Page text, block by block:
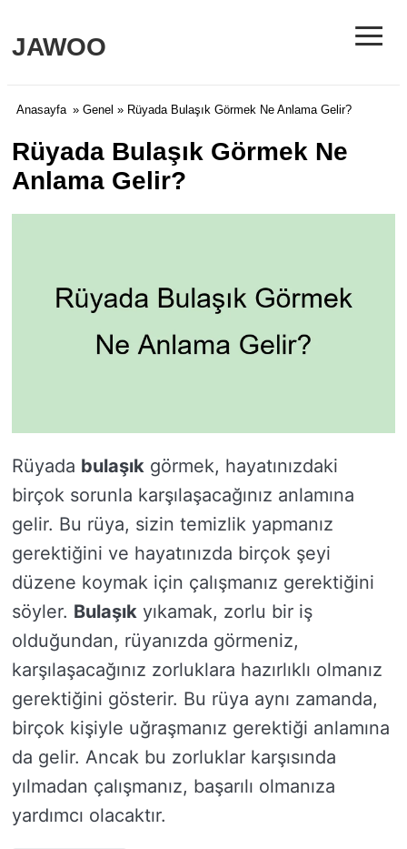
JAWOO ≡
Anasayfa » Genel » Rüyada Bulaşık Görmek Ne Anlama Gelir?
Rüyada Bulaşık Görmek Ne
Anlama Gelir?
Rüyada bulaşık görmek, hayatınızdaki
birçok sorunla karşılaşacağınız anlamına
gelir. Bu rüya, sizin temizlik yapmanız
gerektiğini ve hayatınızda birçok şeyi
düzene koymak için çalışmanız gerektiğini
söyler. Bulaşık yıkamak, zorlu bir iş
olduğundan, rüyanızda görmeniz,
karşılaşacağınız zorluklara hazırlıklı olmanız
gerektiğini gösterir. Bu rüya aynı zamanda,
birçok kişiyle uğraşmanız gerektiği anlamına
da gelir. Ancak bu zorluklar karşısında
yılmadan çalışmanız, başarılı olmanıza
yardımcı olacaktır.